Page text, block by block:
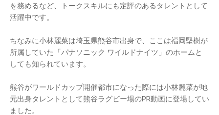
を務めるなど、トークスキルにも定評のあるタレントとして
活躍中です。
ちなみに小林麗菜は埼玉県熊谷市出身で、ここは福岡堅樹が
所属していた「パナソニック ワイルドナイツ」のホームと
しても知られています。
熊谷がワールドカップ開催都市になった際には小林麗菜が地
元出身タレントとして熊谷ラグビー場のPR動画に登場してい
ました。